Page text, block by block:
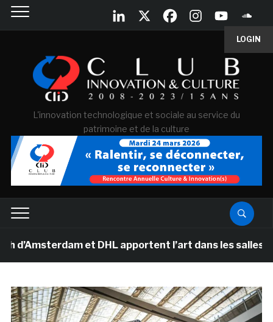
LOGIN
L'innovation technologique et sociale au service du
patrimoine et de la culture
et DHL apportent l’art dans les salles de